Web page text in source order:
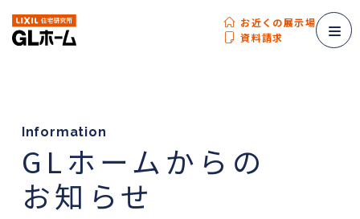
お近くの展示場
資料請求
Information
GLホームからの
お知らせ